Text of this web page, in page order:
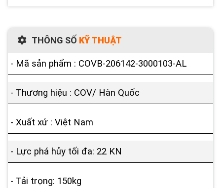
THÔNG SỐ KỸ THUẬT
- Mã sản phẩm : COVB-206142-3000103-AL
- Thương hiệu : COV/ Hàn Quốc
- Xuất xứ : Việt Nam
- Lực phá hủy tối đa: 22 KN
- Tải trọng: 150kg